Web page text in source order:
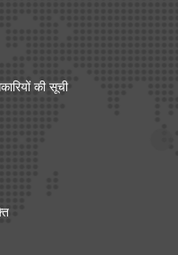
की सूची